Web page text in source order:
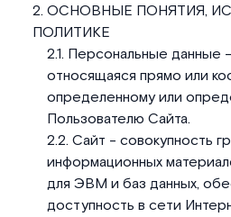
ОСНОВНЫЕ ПОНЯТИЯ,
ПОЛИТИКЕ
Персональные данные
относящаяся прямо или
определенному или
Пользователю Сайта.
Сайт - совокупность
информационных
для ЭВМ и баз данных,
доступность в сети